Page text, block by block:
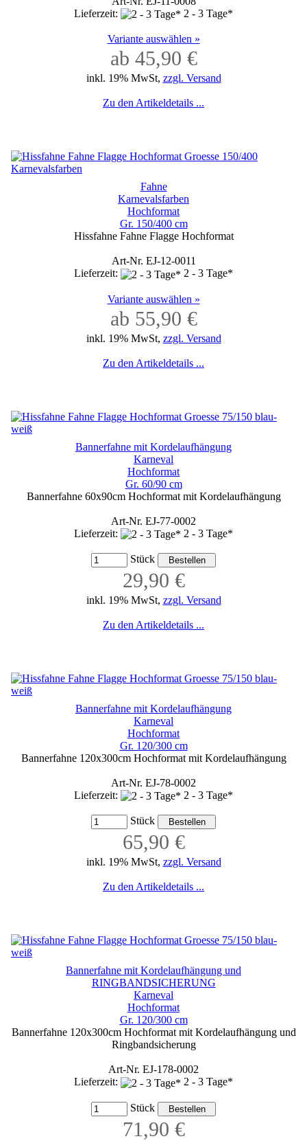
Lieferzeit:
2 - 3 Tage*
Variante auswählen »
ab 45,90 €
inkl. 19% MwSt, zzgl. Versand
Zu den Artikeldetails ...
Fahne
Karnevalsfarben
Hochformat
Gr. 150/400 cm
Hissfahne Fahne Flagge Hochformat
Art-Nr. EJ-12-0011
Lieferzeit:
2 - 3 Tage*
Variante auswählen »
ab 55,90 €
inkl. 19% MwSt, zzgl. Versand
Zu den Artikeldetails ...
Bannerfahne mit Kordelaufhängung
Karneval
Hochformat
Gr. 60/90 cm
Bannerfahne 60x90cm Hochformat mit Kordelaufhängung
Art-Nr. EJ-77-0002
Lieferzeit:
2 - 3 Tage*
Stück
29,90 €
inkl. 19% MwSt, zzgl. Versand
Zu den Artikeldetails ...
Bannerfahne mit Kordelaufhängung
Karneval
Hochformat
Gr. 120/300 cm
Bannerfahne 120x300cm Hochformat mit Kordelaufhängung
Art-Nr. EJ-78-0002
Lieferzeit:
2 - 3 Tage*
Stück
65,90 €
inkl. 19% MwSt, zzgl. Versand
Zu den Artikeldetails ...
Bannerfahne mit Kordelaufhängung und
RINGBANDSICHERUNG
Karneval
Hochformat
Gr. 120/300 cm
Bannerfahne 120x300cm Hochformat mit Kordelaufhängung und
Ringbandsicherung
Art-Nr. EJ-178-0002
Lieferzeit:
2 - 3 Tage*
Stück
71,90 €